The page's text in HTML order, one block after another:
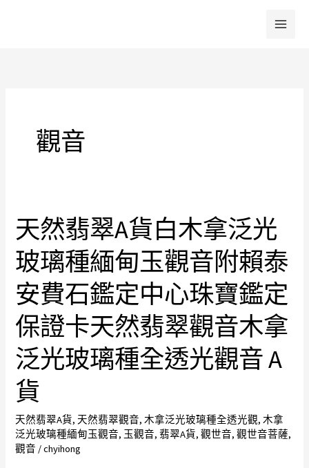
觀音
天然翡翠A貨白木拿泛光
玻璃種緬甸玉觀音附賴泰
安費石鑑定中心珠寶鑑定
保證卡天然翡翠觀音木拿
泛光玻璃種全透光觀音 A
貨
天然翡翠A貨, 天然翡翠觀音,木拿泛光玻璃種全透光觀,木拿
泛光玻璃種緬甸玉觀音, 玉觀音,翡翠A貨,觀世音,觀世音菩薩,
觀音 /chyihong
天
然
翡
A
貨
白
木
拿
泛
玻
璃